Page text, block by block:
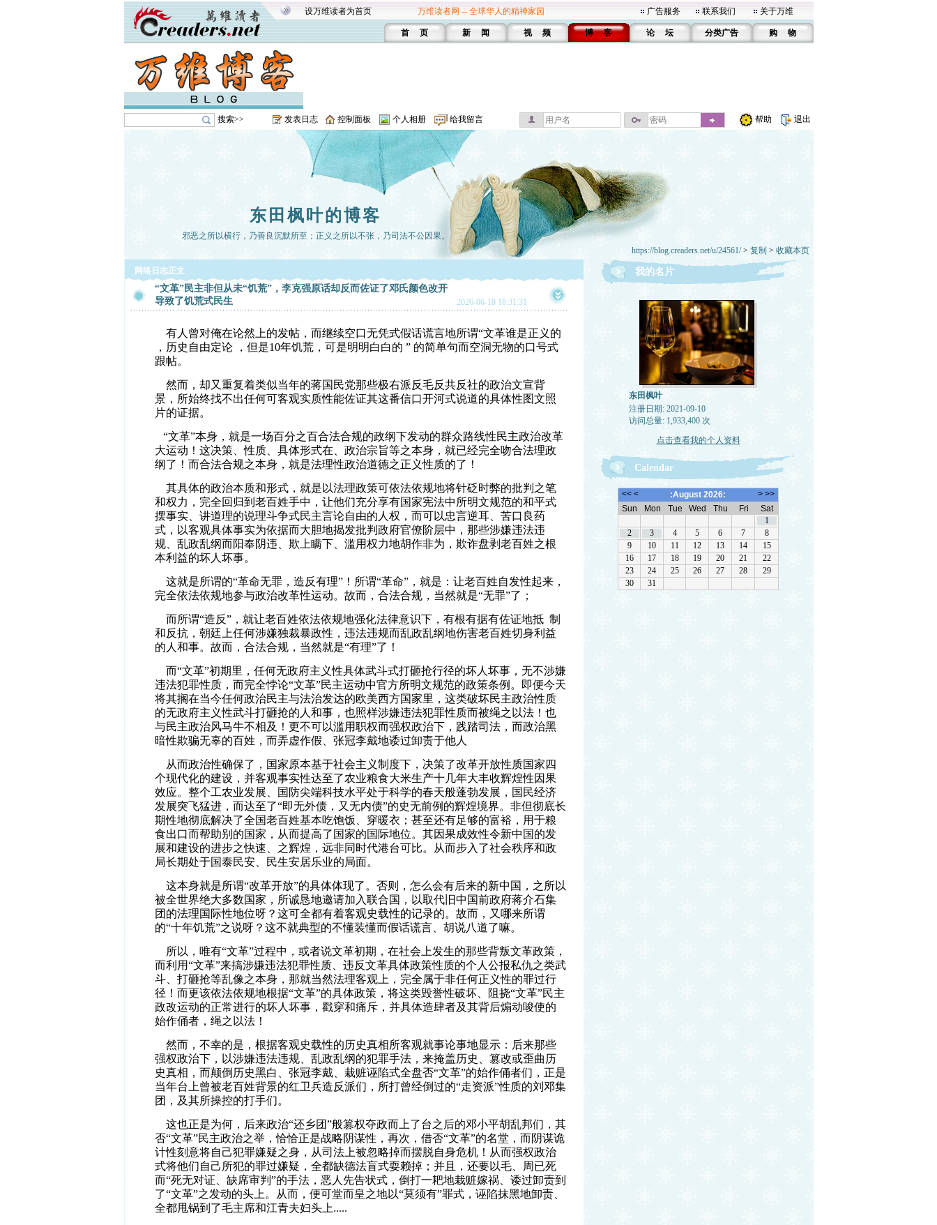
设万维读者为首页 万维读者网 -- 全球华人的精神家园 广告服务 联系我们 关于万维
首 页 新 闻 视 频 博 客 论 坛 分类广告 购 物
搜索>> 发表日志 控制面板 个人相册 给我留言 帮助 退出
东田枫叶的博客
邪恶之所以横行，乃善良沉默所至；正义之所以不张，乃司法不公因果。
https://blog.creaders.net/u/24561/> 复制 > 收藏本页
网络日志正文
“文革”民主非但从未“饥荒”，李克强原话却反而佐证了邓氏颜色改开
导致了饥荒式民生
2026-06-18 18:31:31
有人曾对俺在论然上的发帖，而继续空口无凭式假话谎言地所谓“文革谁是正义的
，历史自由定论 ，但是10年饥荒，可是明明白白的 ” 的简单句而空洞无物的口号式
跟帖。
然而，却又重复着类似当年的蒋国民党那些极右派反毛反共反社的政治文宣背
景，所始终找不出任何可客观实质性能佐证其这番信口开河式说道的具体性图文照
片的证据。
“文革”本身，就是一场百分之百合法合规的政纲下发动的群众路线性民主政治改革
大运动！这决策、性质、具体形式在、政治宗旨等之本身，就已经完全吻合法理政
纲了！而合法合规之本身，就是法理性政治道德之正义性质的了！
其具体的政治本质和形式，就是以法理政策可依法依规地将针砭时弊的批判之笔
和权力，完全回归到老百姓手中，让他们充分享有国家宪法中所明文规范的和平式
摆事实、讲道理的说理斗争式民主言论自由的人权，而可以忠言逆耳、苦口良药
式，以客观具体事实为依据而大胆地揭发批判政府官僚阶层中，那些涉嫌违法违
规、乱政乱纲而阳奉阴违、欺上瞒下、滥用权力地胡作非为，欺诈盘剥老百姓之根
本利益的坏人坏事。
这就是所谓的“革命无罪，造反有理”！所谓“革命”，就是：让老百姓自发性起来，
完全依法依规地参与政治改革性运动。故而，合法合规，当然就是“无罪”了；
而所谓“造反”，就让老百姓依法依规地强化法律意识下，有根有据有佐证地抵 制
和反抗，朝廷上任何涉嫌独裁暴政性，违法违规而乱政乱纲地伤害老百姓切身利益
的人和事。故而，合法合规，当然就是“有理”了！
而“文革”初期里，任何无政府主义性具体武斗式打砸抢行径的坏人坏事，无不涉嫌
违法犯罪性质，而完全悖论“文革”民主运动中官方所明文规范的政策条例。即便今天
将其搁在当今任何政治民主与法治发达的欧美西方国家里，这类破坏民主政治性质
的无政府主义性武斗打砸抢的人和事，也照样涉嫌违法犯罪性质而被绳之以法！也
与民主政治风马牛不相及！更不可以滥用职权而强权政治下，践踏司法，而政治黑
暗性欺骗无辜的百姓，而弄虚作假、张冠李戴地诿过卸责于他人
从而政治性确保了，国家原本基于社会主义制度下，决策了改革开放性质国家四
个现代化的建设，并客观事实性达至了农业粮食大米生产十几年大丰收辉煌性因果
效应。整个工农业发展、国防尖端科技水平处于科学的春天般蓬勃发展，国民经济
发展突飞猛进，而达至了“即无外债，又无内债”的史无前例的辉煌境界。非但彻底长
期性地彻底解决了全国老百姓基本吃饱饭、穿暖衣；甚至还有足够的富裕，用于粮
食出口而帮助别的国家，从而提高了国家的国际地位。其因果成效性令新中国的发
展和建设的进步之快速、之辉煌，远非同时代港台可比。从而步入了社会秩序和政
局长期处于国泰民安、民生安居乐业的局面。
这本身就是所谓“改革开放”的具体体现了。否则，怎么会有后来的新中国，之所以
被全世界绝大多数国家，所诚恳地邀请加入联合国，以取代旧中国前政府蒋介石集
团的法理国际性地位呀？这可全都有着客观史载性的记录的。故而，又哪来所谓
的“十年饥荒”之说呀？这不就典型的不懂装懂而假话谎言、胡说八道了嘛。
所以，唯有“文革”过程中，或者说文革初期，在社会上发生的那些背叛文革政策，
而利用“文革”来搞涉嫌违法犯罪性质、违反文革具体政策性质的个人公报私仇之类武
斗、打砸抢等乱像之本身，那就当然法理客观上，完全属于非任何正义性的罪过行
径！而更该依法依规地根据“文革”的具体政策，将这类毁誉性破坏、阻挠“文革”民主
政改运动的正常进行的坏人坏事，戳穿和痛斥，并具体造肆者及其背后煽动唆使的
始作俑者，绳之以法！
然而，不幸的是，根据客观史载性的历史真相所客观就事论事地显示：后来那些
强权政治下，以涉嫌违法违规、乱政乱纲的犯罪手法，来掩盖历史、篡改或歪曲历
史真相，而颠倒历史黑白、张冠李戴、栽赃诬陷式全盘否“文革”的始作俑者们，正是
当年台上曾被老百姓背景的红卫兵造反派们，所打曾经倒过的“走资派”性质的刘邓集
团，及其所操控的打手们。
这也正是为何，后来政治“还乡团”般篡权夺政而上了台之后的邓小平胡乱邦们，其
否“文革”民主政治之举，恰恰正是战略阴谋性，再次，借否“文革”的名堂，而阴谋诡
计性刻意将自己犯罪嫌疑之身，从司法上被忽略掉而摆脱自身危机！从而强权政治
式将他们自己所犯的罪过嫌疑，全都缺德法盲式耍赖掉；并且，还要以毛、周已死
而“死无对证、缺席审判”的手法，恶人先告状式，倒打一耙地栽赃嫁祸、诿过卸责到
了“文革”之发动的头上。从而，便可堂而皇之地以“莫须有”罪式，诬陷抹黑地卸责、
全都甩锅到了毛主席和江青夫妇头上.....
我的名片
东田枫叶
注册日期: 2021-09-10
访问总量: 1,933,400 次
点击查看我的个人资料
Calendar